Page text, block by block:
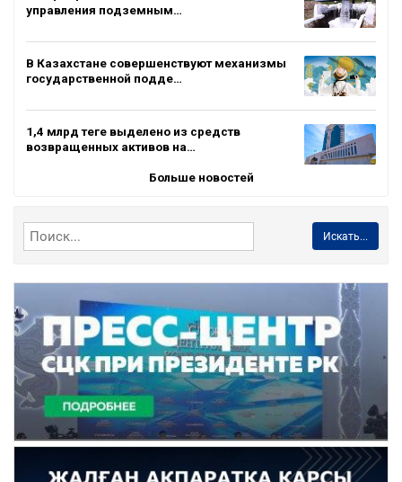
управления подземным…
В Казахстане совершенствуют механизмы
государственной подде…
1,4 млрд теңге выделено из средств
возвращенных активов на…
Больше новостей
Искать...